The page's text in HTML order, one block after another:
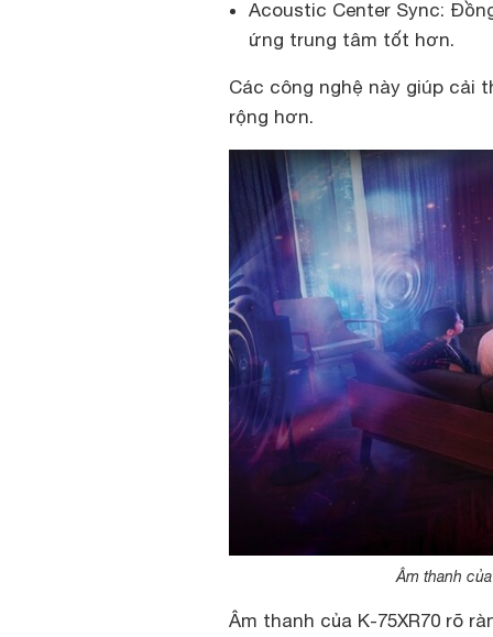
Acoustic Center Sync:
ứng trung tâm tốt hơn.
Các công nghệ này giúp cải
rộng hơn.
Âm thanh
Âm thanh của K-75XR70 rõ